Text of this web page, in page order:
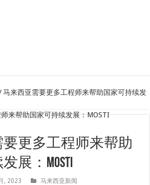
马来西亚需要更多工程师来帮助国家可持续发
更多工程师来帮助
展：MOSTI
, 2023
马来西亚新闻